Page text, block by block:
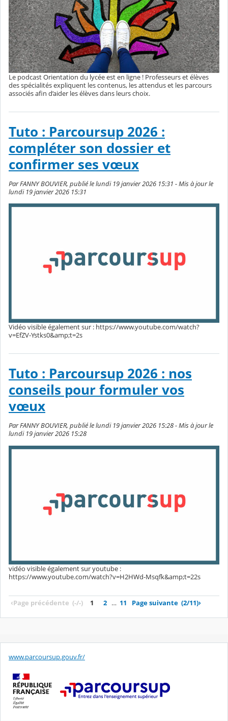
Le podcast Orientation du lycée est en ligne ! Professeurs et élèves
des spécialités expliquent les contenus, les attendus et les parcours
associés afin d’aider les élèves dans leurs choix.
Tuto : Parcoursup 2026 :
compléter son dossier et
confirmer ses vœux
Par FANNY BOUVIER, publié le lundi 19 janvier 2026 15:31 - Mis à jour le
lundi 19 janvier 2026 15:31
Vidéo visible également sur : https://www.youtube.com/watch?
v=EfZV-Ystks0&amp;t=2s
Tuto : Parcoursup 2026 : nos
conseils pour formuler vos
vœux
Par FANNY BOUVIER, publié le lundi 19 janvier 2026 15:28 - Mis à jour le
lundi 19 janvier 2026 15:28
vidéo visible également sur youtube :
https://www.youtube.com/watch?v=H2HWd-Msqfk&amp;t=22s
‹Page précédente (-/-) 1 2 … 11 Page suivante (2/11)›
www.parcoursup.gouv.fr/